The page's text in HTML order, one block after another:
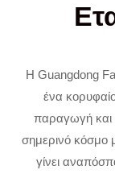
Η Guangdong
ένα
παραγωγή και
σημερινό κόσμο
γίνει